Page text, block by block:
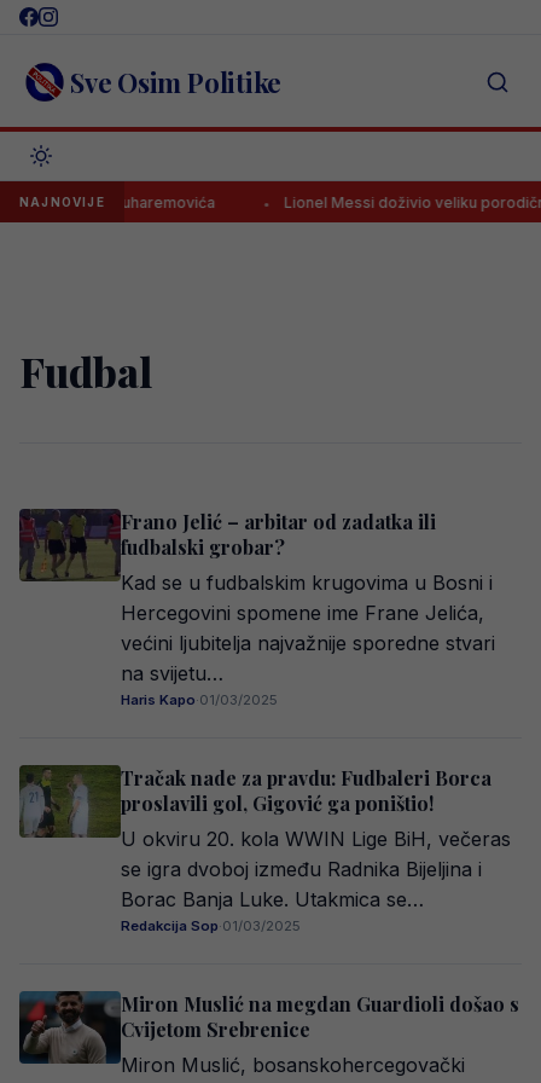
Skip
content Sve Osim Politike
NAJNOVIJE
status Muharemovića Lionel Messi doživio veliku porodičnu
Fudbal
Frano Jelić – arbitar od zadatka ili
fudbalski grobar?
Kad se u fudbalskim krugovima u Bosni i
Hercegovini spomene ime Frane Jelića,
većini ljubitelja najvažnije sporedne stvari
na svijetu…
Haris Kapo·01/03/2025
Tračak nade za pravdu: Fudbaleri Borca
proslavili gol, Gigović ga poništio!
U okviru 20. kola WWIN Lige BiH, večeras
se igra dvoboj između Radnika Bijeljina i
Borac Banja Luke. Utakmica se…
Redakcija Sop·01/03/2025
Miron Muslić na megdan Guardioli došao s
Cvijetom Srebrenice
Miron Muslić, bosanskohercegovački